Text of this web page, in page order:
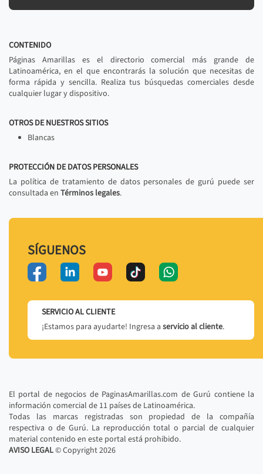
CONTENIDO
Páginas Amarillas es el directorio comercial más grande de
Latinoamérica, en el que encontrarás la solución que necesitas de
forma rápida y sencilla. Realiza tus búsquedas comerciales desde
cualquier lugar y dispositivo.
OTROS DE NUESTROS SITIOS
Blancas
PROTECCIÓN DE DATOS PERSONALES
La política de tratamiento de datos personales de gurú puede ser
consultada en Términos legales.
SÍGUENOS
SERVICIO AL CLIENTE
¡Estamos para ayudarte! Ingresa a servicio al cliente.
El portal de negocios de PaginasAmarillas.com de Gurú contiene la
información comercial de 11 países de Latinoamérica.
Todas las marcas registradas son propiedad de la compañía
respectiva o de Gurú. La reproducción total o parcial de cualquier
material contenido en este portal está prohibido.
AVISO LEGAL© Copyright2026